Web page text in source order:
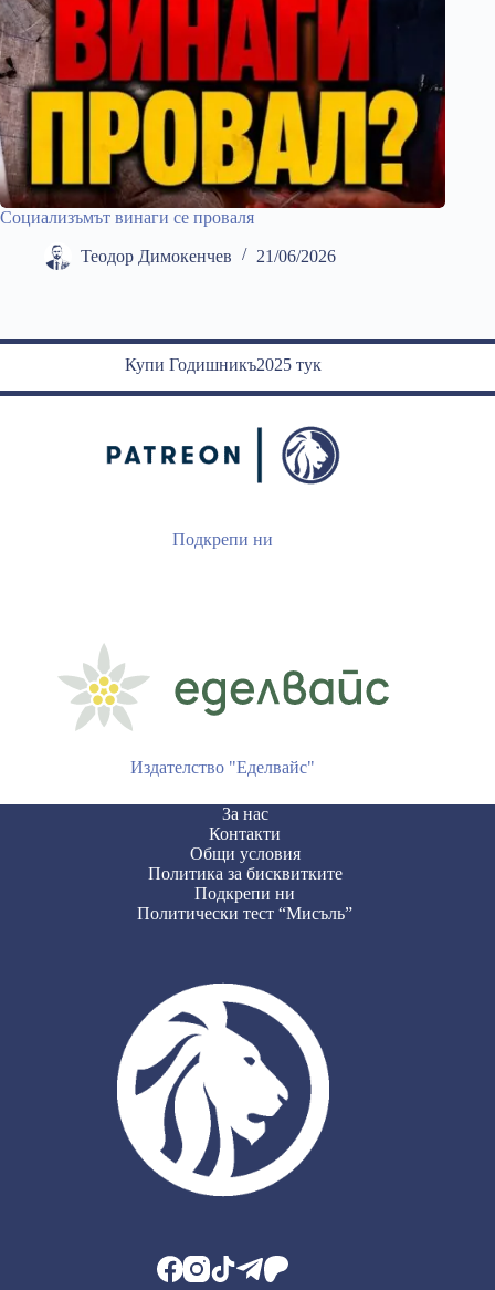
Социализъмът винаги се проваля
Теодор Димокенчев 21/06/2026
Купи Годишникъ2025 тук
Подкрепи ни
Издателство "Еделвайс"
За нас
Контакти
Общи условия
Политика за бисквитките
Подкрепи ни
Политически тест “Мисъль”